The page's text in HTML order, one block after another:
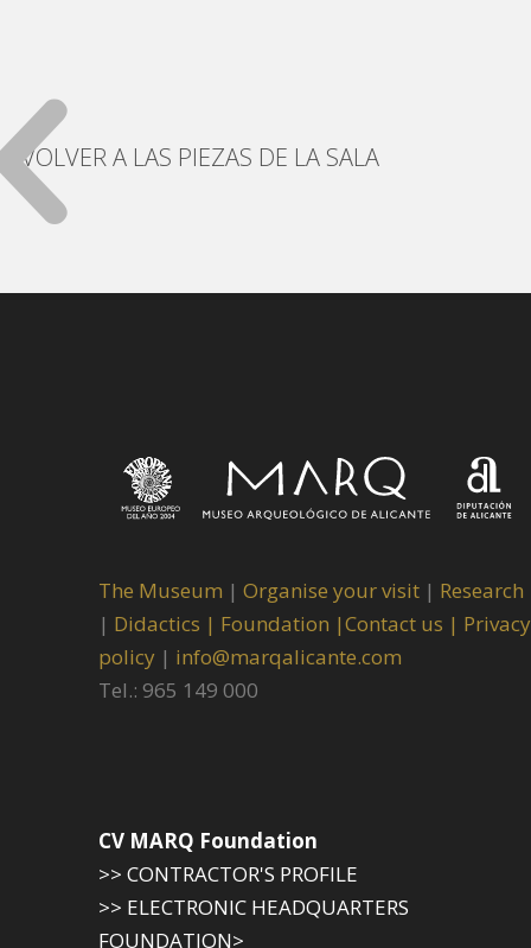
VOLVER A LAS PIEZAS DE LA SALA
The Museum | Organise your visit | Research
| Didactics | Foundation |Contact us | Privacy
policy | info@marqalicante.com
Tel.: 965 149 000
CV MARQ Foundation
>> CONTRACTOR'S PROFILE
>> ELECTRONIC HEADQUARTERS
FOUNDATION>